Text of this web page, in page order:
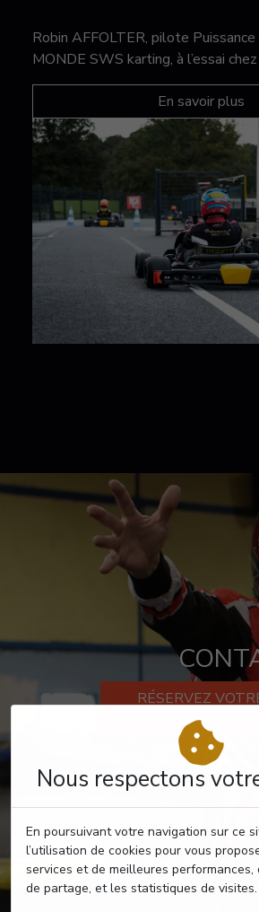
Nous respectons
En poursuivant votre navigation sur ce
l’utilisation de cookies pour vous
services et de meilleures
de partage, et les statistiques de visites.
Robin AFFOLTER, pilote Puissance
MONDE SWS karting, à l’essai
En savoir plus
RÉSERVEZ
PASSAGE